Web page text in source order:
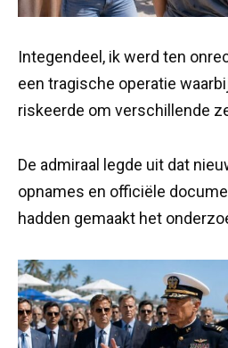
Integendeel, ik werd ten
een tragische operatie
riskeerde om verschillende
De admiraal legde uit dat
opnames en officiële
hadden gemaakt het